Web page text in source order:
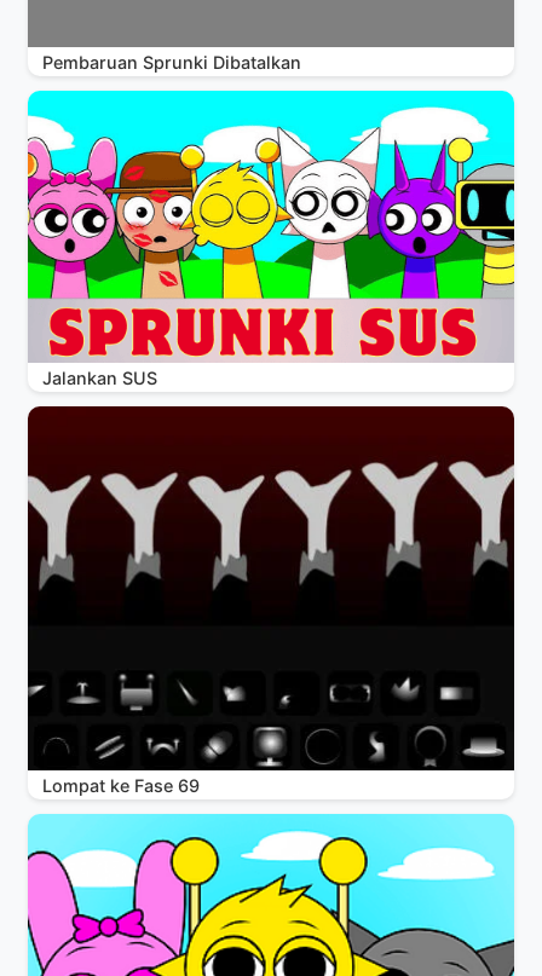
Pembaruan Sprunki Dibatalkan
Jalankan SUS
Lompat ke Fase 69